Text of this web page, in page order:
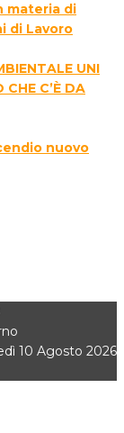
materia di
di Lavoro
UNI
C’È DA
nuovo
10 Agosto 2026